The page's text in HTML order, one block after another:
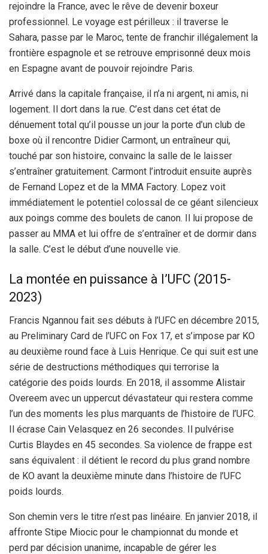
rejoindre la France, avec le rêve de devenir boxeur
professionnel. Le voyage est périlleux : il traverse le
Sahara, passe par le Maroc, tente de franchir illégalement la
frontière espagnole et se retrouve emprisonné deux mois
en Espagne avant de pouvoir rejoindre Paris.
Arrivé dans la capitale française, il n’a ni argent, ni amis, ni
logement. Il dort dans la rue. C’est dans cet état de
dénuement total qu’il pousse un jour la porte d’un club de
boxe où il rencontre Didier Carmont, un entraîneur qui,
touché par son histoire, convainc la salle de le laisser
s’entraîner gratuitement. Carmont l’introduit ensuite auprès
de Fernand Lopez et de la MMA Factory. Lopez voit
immédiatement le potentiel colossal de ce géant silencieux
aux poings comme des boulets de canon. Il lui propose de
passer au MMA et lui offre de s’entraîner et de dormir dans
la salle. C’est le début d’une nouvelle vie.
La montée en puissance à l’UFC (2015-
2023)
Francis Ngannou fait ses débuts à l’UFC en décembre 2015,
au Preliminary Card de l’UFC on Fox 17, et s’impose par KO
au deuxième round face à Luis Henrique. Ce qui suit est une
série de destructions méthodiques qui terrorise la
catégorie des poids lourds. En 2018, il assomme Alistair
Overeem avec un uppercut dévastateur qui restera comme
l’un des moments les plus marquants de l’histoire de l’UFC.
Il écrase Cain Velasquez en 26 secondes. Il pulvérise
Curtis Blaydes en 45 secondes. Sa violence de frappe est
sans équivalent : il détient le record du plus grand nombre
de KO avant la deuxième minute dans l’histoire de l’UFC
poids lourds.
Son chemin vers le titre n’est pas linéaire. En janvier 2018, il
affronte Stipe Miocic pour le championnat du monde et
perd par décision unanime, incapable de gérer les